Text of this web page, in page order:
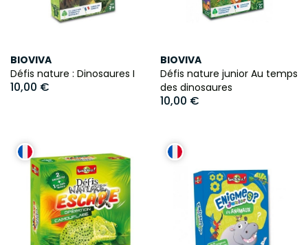
BIOVIVA
Défis nature : Dinosaures I
10,00 €
BIOVIVA
Défis nature junior Au temps
des dinosaures
10,00 €